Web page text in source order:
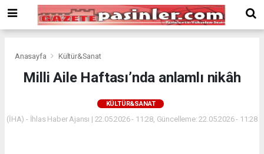
Bonusu
Veren
deneme
bonus
Anasayfa Kültür&Sanat
Milli Aile Haftası’nda anlamlı nikâh
KÜLTÜR&SANAT
(İHA) - İhlas Haber Ajansı | 22.05.2026 - 11:28, Güncelleme: 22.05.2026 - 11:28